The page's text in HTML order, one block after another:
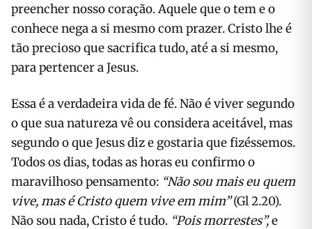
preencher nosso coração. Aquele que o tem e o
conhece nega a si mesmo com prazer. Cristo lhe é
tão precioso que sacrifica tudo, até a si mesmo,
para pertencer a Jesus.
Essa é a verdadeira vida de fé. Não é viver segundo
o que sua natureza vê ou considera aceitável, mas
segundo o que Jesus diz e gostaria que fizéssemos.
Todos os dias, todas as horas eu confirmo o
maravilhoso pensamento: “Não sou mais eu quem
vive, mas é Cristo quem vive em mim”(Gl 2.20).
Não sou nada, Cristo é tudo. “Pois morrestes”,e